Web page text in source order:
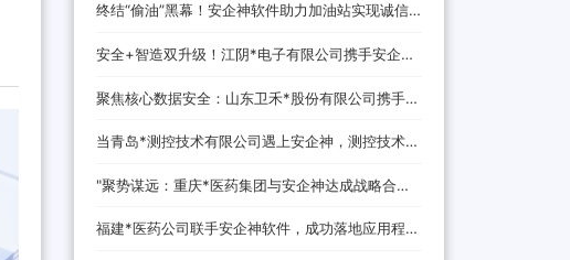
终结“偷油”黑幕！安企神软件助力加油站实现诚信
经营，挽回消费者信任
安全+智造双升级！江阴*电子有限公司携手安企神
开启企业防护新时代！
聚焦核心数据安全：山东卫禾*股份有限公司携手安
企神软件构建防泄密屏障！
当青岛*测控技术有限公司遇上安企神，测控技术数
据安全将迎来哪些新变化？
‌"聚势谋远：重庆*医药集团与安企神达成战略合
作，探索医药+科技融合发展新路径！
福建*医药公司联手安企神软件，成功落地应用程